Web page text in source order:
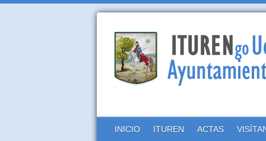
INICIO ITUREN ACTAS